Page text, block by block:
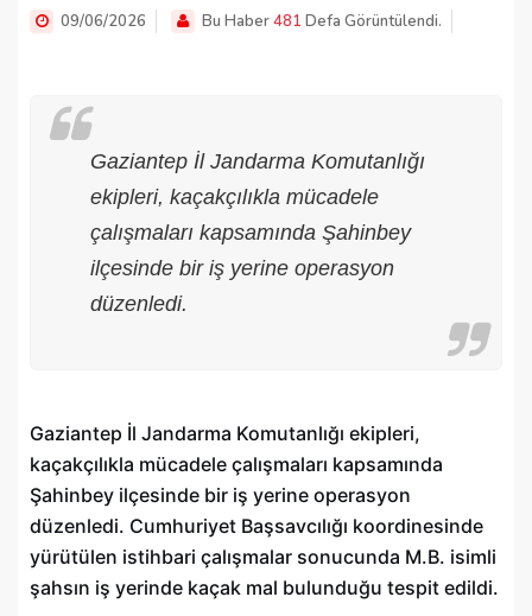
09/06/2026 Bu Haber481 Defa Görüntülendi.
Gaziantep İl Jandarma Komutanlığı
ekipleri, kaçakçılıkla mücadele
çalışmaları kapsamında Şahinbey
ilçesinde bir iş yerine operasyon
düzenledi.
Gaziantep İl Jandarma Komutanlığı ekipleri,
kaçakçılıkla mücadele çalışmaları kapsamında
Şahinbey ilçesinde bir iş yerine operasyon
düzenledi. Cumhuriyet Başsavcılığı koordinesinde
yürütülen istihbari çalışmalar sonucunda M.B. isimli
şahsın iş yerinde kaçak mal bulunduğu tespit edildi.